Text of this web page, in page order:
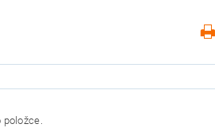
položce.